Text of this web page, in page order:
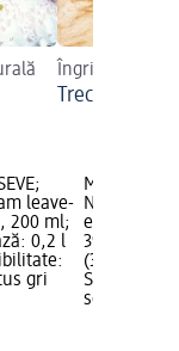
Îngrijire
Trecerea la
leave-
200 ml;
0,2 l
gri
Marcă:
Numele
39,95 lei;
(399,50 lei
Status
selectare